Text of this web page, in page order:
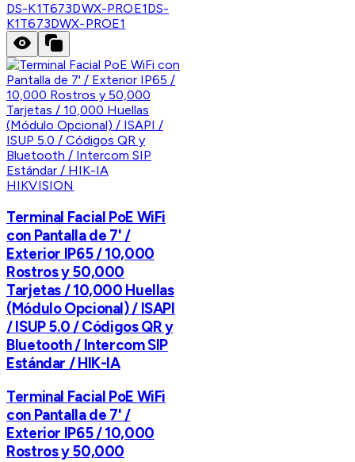
DS-K1T673DWX-PROE1DS-
K1T673DWX-PROE1
HIKVISION
Terminal Facial PoE WiFi
con Pantalla de 7' /
Exterior IP65 / 10,000
Rostros y 50,000
Tarjetas / 10,000 Huellas
(Módulo Opcional) / ISAPI
/ ISUP 5.0 / Códigos QR y
Bluetooth / Intercom SIP
Estándar / HIK-IA
Terminal Facial PoE WiFi
con Pantalla de 7' /
Exterior IP65 / 10,000
Rostros y 50,000